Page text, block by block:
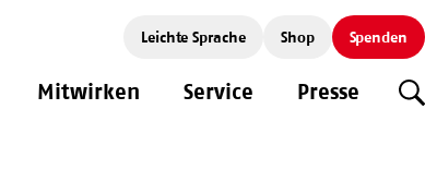
Leichte Sprache Shop Spenden
Mitwirken Service Presse